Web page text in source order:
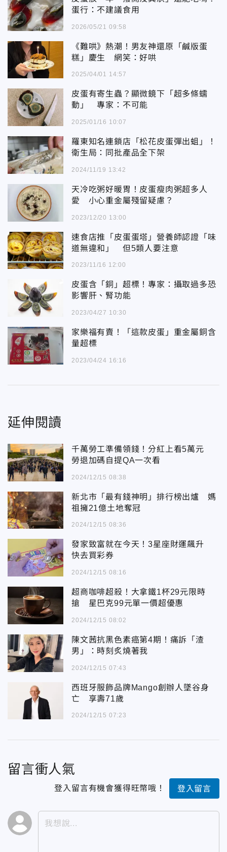
蛋行：不建議食用
2026/05/21 09:58
《難哄》熱潮！男友神還原「鹹版蛋
糕」慶生 網笑：好哄
2025/04/01 14:57
皮蛋有寄生蟲？顯微鏡下「超多條蠕
動」 專家：不可能
2025/01/16 10:07
羅東知名連鎖店「松花皮蛋彈出蛆」！
衛生局：同批產品全下架
2024/11/19 13:42
天冷吃粥好暖胃！皮蛋瘦肉粥超多人
愛 小心重金屬殘留疑慮？
2023/12/20 13:00
速食店推「皮蛋蛋塔」營養師認證「味
道無違和」 但5類人要注意
2023/11/16 12:00
皮蛋含「銅」超標！專家：攝取過多恐
影響肝、腎功能
2023/04/27 10:30
家樂福有賣！「這款皮蛋」重金屬銅含
量超標
2023/04/24 16:16
延伸閱讀
千萬勞工準備領錢！分紅上看5萬元
勞退加碼自提QA一次看
2024/12/15 08:38
新北市「最有錢神明」排行榜出爐 媽
祖擁21億土地奪冠
2024/12/15 08:36
發家致富就在今天！3星座財運飆升
快去買彩券
2024/12/15 08:16
超商咖啡超殺！大拿鐵1杯29元限時
搶 星巴克99元單一價超優惠
2024/12/15 08:02
陳文茜抗黑色素癌第4期！痛訴「渣
男」：時刻炙燒著我
2024/12/15 07:43
西班牙服飾品牌Mango創辦人墜谷身
亡 享壽71歲
2024/12/15 07:23
留言衝人氣
登入留言有機會獲得旺幣哦！ 登入留言